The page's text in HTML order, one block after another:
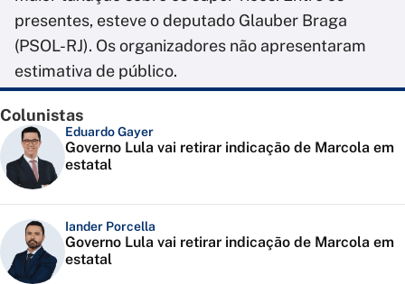
presentes, esteve o deputado Glauber Braga
(PSOL-RJ). Os organizadores não apresentaram
estimativa de público.
Colunistas
Eduardo Gayer
Governo Lula vai retirar indicação de Marcola em
estatal
Iander Porcella
Governo Lula vai retirar indicação de Marcola em
estatal